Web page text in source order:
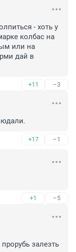
- хоть у
колбас на
или на
дай в
+11 –3
+17 –1
+1 –5
залезть